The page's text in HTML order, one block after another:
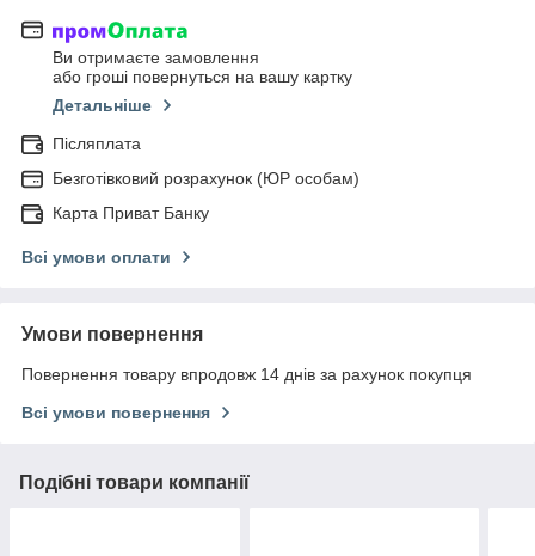
Ви отримаєте замовлення
або гроші повернуться на вашу картку
Детальніше
Післяплата
Безготівковий розрахунок (ЮР особам)
Карта Приват Банку
Всі умови оплати
Умови повернення
Повернення товару впродовж 14 днів за рахунок покупця
Всі умови повернення
Подібні товари компанії